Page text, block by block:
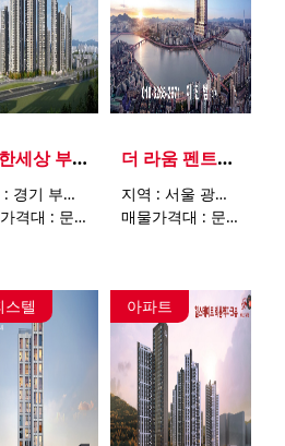
e편한세상 부천 어반스퀘어
지역 : 경기 부천시 원미구 소사동 48-21
대 : 문의요망
더 라움 펜트하우스
지역 : 서울 광진구 능동로 81
매물가격대 : 문의요망
스텔 아파트